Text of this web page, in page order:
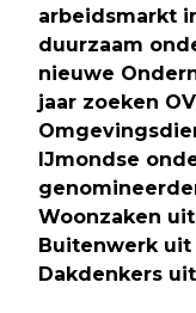
arbeidsmarkt
duurzaam
nieuwe
jaar zoeken
IJmondse
Woonzaken
Buitenwerk uit
Dakdenkers